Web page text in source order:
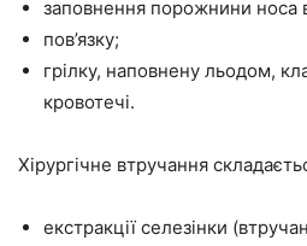
заповнення порожнини носа
пов’язку;
грілку, наповнену льодом,
кровотечі.
Хірургічне втручання
екстракції селезінки